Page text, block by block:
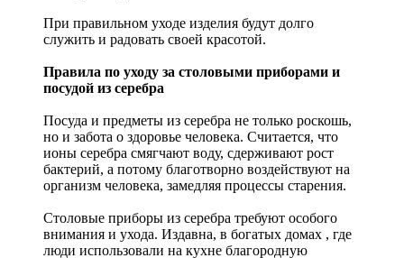
При правильном уходе изделия будут долго
служить и радовать своей красотой.
Правила по уходу за столовыми приборами и
посудой из серебра
Посуда и предметы из серебра не только роскошь,
но и забота о здоровье человека. Считается, что
ионы серебра смягчают воду, сдерживают рост
бактерий, а потому благотворно воздействуют на
организм человека, замедляя процессы старения.
Столовые приборы из серебра требуют особого
внимания и ухода. Издавна, в богатых домах , где
люди использовали на кухне благородную